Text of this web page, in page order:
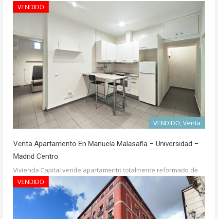
1.250€ mes
VENDIDO
VENDIDO, Venta
Venta Apartamento En Manuela Malasaña – Universidad –
Madrid Centro
Vivienda Capital vende apartamento totalmente reformado de
31 m2…Más detalles
235.000€
VENDIDO